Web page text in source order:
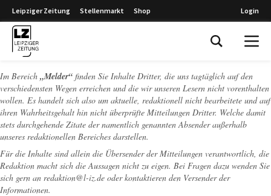
Leipziger Zeitung Stellenmarkt Shop Login
Im Bereich „Melder“ finden Sie Inhalte Dritter, die uns tagtäglich auf den
verschiedensten Wegen erreichen und die wir unseren Lesern nicht vorenthalten
wollen. Es handelt sich also um aktuelle, redaktionell nicht bearbeitete und auf
ihren Wahrheitsgehalt hin nicht überprüfte Mitteilungen Dritter. Welche damit
stets durchgehende Zitate der namentlich genannten Absender außerhalb
unseres redaktionellen Bereiches darstellen.
Für die Inhalte sind allein die Übersender der Mitteilungen verantwortlich, die
Redaktion macht sich die Aussagen nicht zu eigen. Bei Fragen dazu wenden Sie
sich gern an redaktion@l-iz.de oder kontaktieren den Versender der
Informationen.